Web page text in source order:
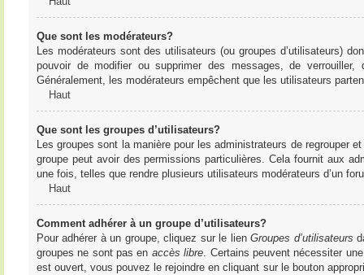
Que sont les modérateurs?
Les modérateurs sont des utilisateurs (ou groupes d’utilisateurs)
pouvoir de modifier ou supprimer des messages, de
Généralement, les modérateurs empêchent que les utilisateurs
Haut
Que sont les groupes d’utilisateurs?
Les groupes sont la manière pour les administrateurs de regrouper
groupe peut avoir des permissions particulières. Cela fournit aux
une fois, telles que rendre plusieurs utilisateurs modérateurs d’un
Haut
Comment adhérer à un groupe d’utilisateurs?
Pour adhérer à un groupe, cliquez sur le lienGroupes d’utilisateurs
groupes ne sont pas en accès libre. Certains peuvent nécessiter
est ouvert, vous pouvez le rejoindre en cliquant sur le bouton